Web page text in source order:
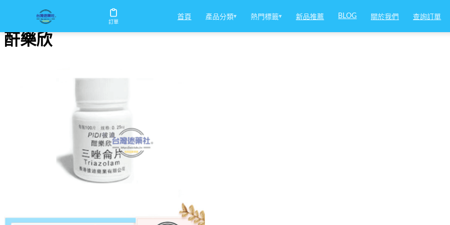
訂單
首頁 產品分類▾ 熱門標籤▾ 新品推薦 BLOG 關於我們 查詢訂單
酐樂欣
酐樂欣